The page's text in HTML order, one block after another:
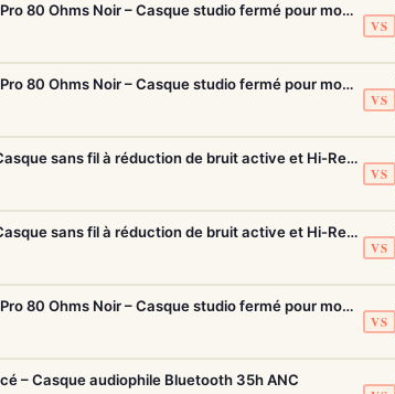
Beyerdynamic DT 770 Pro 80 Ohms Noir – Casque studio fermé pour monitoring précis
VS
Beyerdynamic DT 770 Pro 80 Ohms Noir – Casque studio fermé pour monitoring précis
VS
Sony WH-1000XM5 – Casque sans fil à réduction de bruit active et Hi-Res LDAC
VS
Sony WH-1000XM5 – Casque sans fil à réduction de bruit active et Hi-Res LDAC
VS
Beyerdynamic DT 770 Pro 80 Ohms Noir – Casque studio fermé pour monitoring précis
VS
– Casque audiophile Bluetooth 35h ANC